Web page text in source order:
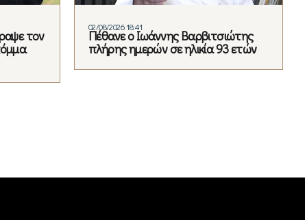
τον
02/08/2026 18:41
Πέθανε ο Ιωάννης Βαρβιτσιώτης
πλήρης ημερών σε ηλικία 93 ετών